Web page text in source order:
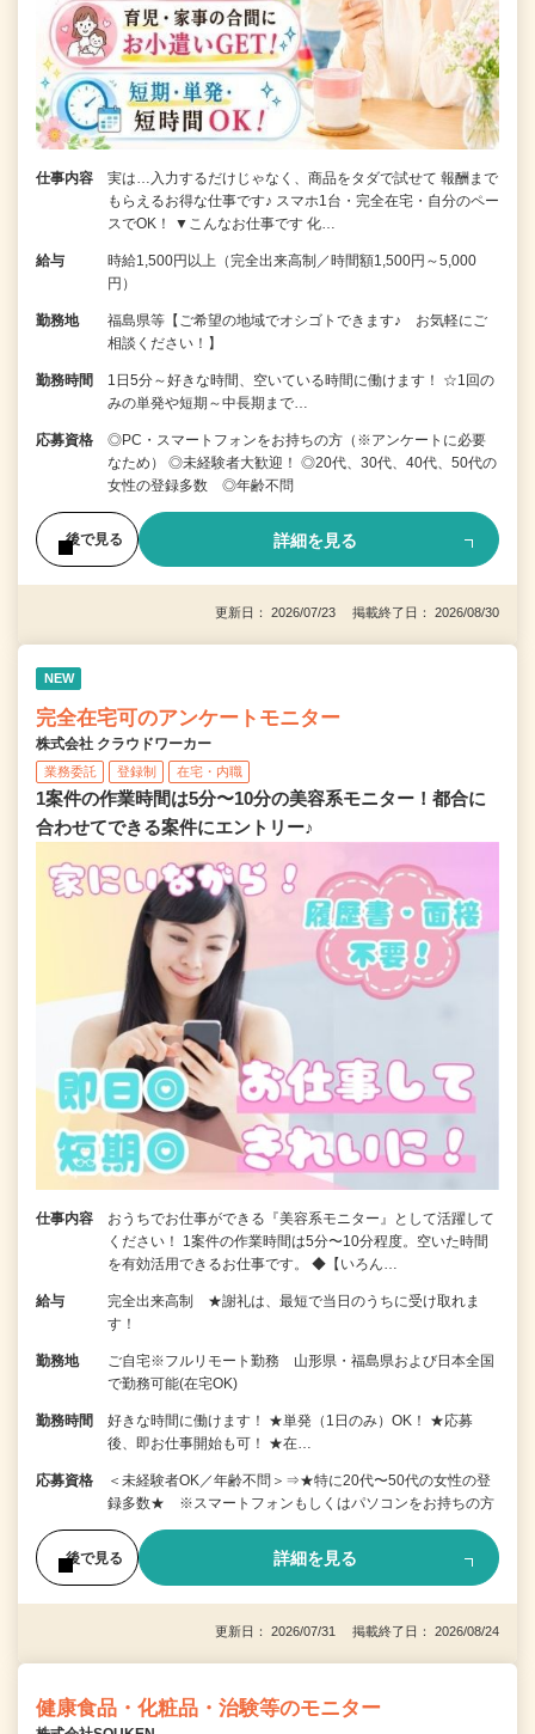
仕事内容
実は…入力するだけじゃなく、商品をタダで試せて 報酬まで
もらえるお得な仕事です♪ スマホ1台・完全在宅・自分のペー
スでOK！ ▼こんなお仕事です 化…
給与
時給1,500円以上（完全出来高制／時間額1,500円～5,000
円）
勤務地
福島県等【ご希望の地域でオシゴトできます♪ お気軽にご
相談ください！】
勤務時間
1日5分～好きな時間、空いている時間に働けます！ ☆1回の
みの単発や短期～中長期まで…
応募資格
◎PC・スマートフォンをお持ちの方（※アンケートに必要
なため） ◎未経験者大歓迎！ ◎20代、30代、40代、50代の
女性の登録多数 ◎年齢不問
後で見る 詳細を見る
更新日： 2026/07/23 掲載終了日： 2026/08/30
NEW
完全在宅可のアンケートモニター
株式会社 クラウドワーカー
業務委託 登録制 在宅・内職
1案件の作業時間は5分〜10分の美容系モニター！都合に
合わせてできる案件にエントリー♪
仕事内容
おうちでお仕事ができる『美容系モニター』として活躍して
ください！ 1案件の作業時間は5分〜10分程度。空いた時間
を有効活用できるお仕事です。 ◆【いろん…
給与
完全出来高制 ★謝礼は、最短で当日のうちに受け取れま
す！
勤務地
ご自宅※フルリモート勤務 山形県・福島県および日本全国
で勤務可能(在宅OK)
勤務時間
好きな時間に働けます！ ★単発（1日のみ）OK！ ★応募
後、即お仕事開始も可！ ★在…
応募資格
＜未経験者OK／年齢不問＞⇒★特に20代〜50代の女性の登
録多数★ ※スマートフォンもしくはパソコンをお持ちの方
後で見る 詳細を見る
更新日： 2026/07/31 掲載終了日： 2026/08/24
健康食品・化粧品・治験等のモニター